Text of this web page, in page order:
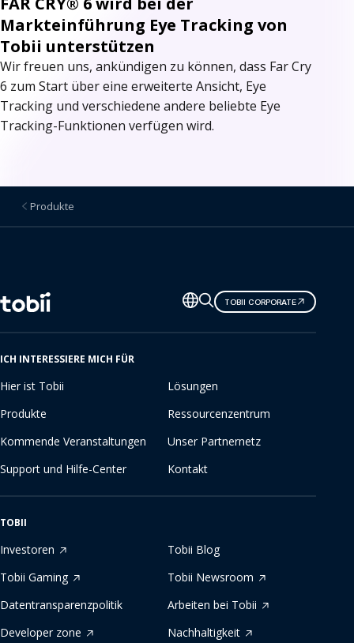
Markteinführung Eye Tracking von
Tobii unterstützen
Wir freuen uns, ankündigen zu können, dass Far Cry
6 zum Start über eine erweiterte Ansicht, Eye
Tracking und verschiedene andere beliebte Eye
Tracking-Funktionen verfügen wird.
Produkte
Sprache
ändern
TOBII CORPORATE
ICH INTERESSIERE MICH FÜR
Hier ist Tobii
Lösungen
Produkte
Ressourcenzentrum
Kommende Veranstaltungen
Unser Partnernetz
Support und Hilfe-Center
Kontakt
TOBII
Investoren
Tobii Blog
Tobii Gaming
Tobii Newsroom
Datentransparenzpolitik
Arbeiten bei Tobii
Developer zone
Nachhaltigkeit